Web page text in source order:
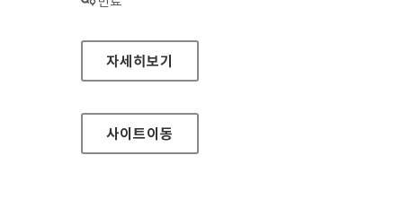
공동주택관리 지원센터 대표 홈페이지
자세히보기
사이트이동